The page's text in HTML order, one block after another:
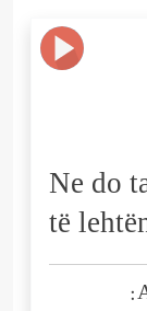
Ne do
të